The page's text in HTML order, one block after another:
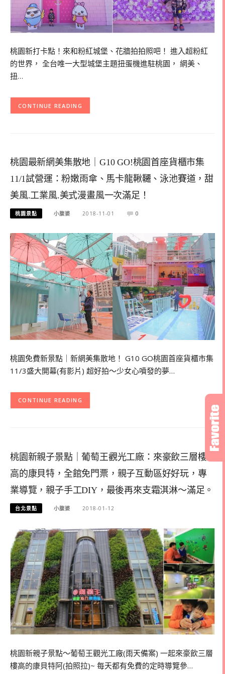
桃園新打卡點！來和粉紅城堡、花牆拍拍照吧！ 進入超粉紅
的世界， 全台唯一大型城堡主題扭蛋機進駐桃園， 網美、
扭…
CONTINUE READING
桃園最新網美集散地｜G10 GO!桃園首座貨櫃市集
11/1試營運：粉嫩雨傘、馬卡龍鞦韆、泳池賽道，甜
美風.工業風.美式漫畫風一次滿足！
桃園景點 小腹婆 2018-11-01 0
桃園免費新景點｜新網美集散地！ G10 GO桃園首座貨櫃市集
11/3盛大開幕(有影片) 超好拍～少女心噴發的夢…
CONTINUE READING
桃園新親子景點｜葡萄王觀光工廠：來豪飲三層樓
高的康貝特，全館免門票，親子互動區好好玩，專
業導覽，親子手工DIY，最後再來支霜淇淋～滿足。
台北景點 小腹婆 2018-01-12
桃園新親子景點～葡萄王觀光工廠(雨天備案) 一起來豪飲三層
樓高的康貝特阿(拍照拉)~ 每天都有免費的定時導覽參…